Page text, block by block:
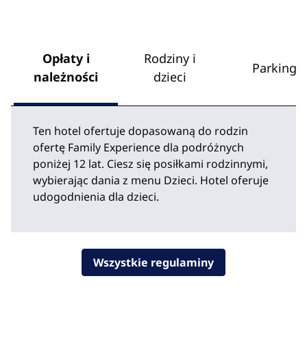
Opłaty i
należności
Rodziny i
dzieci
Parking
Ten hotel ofertuje dopasowaną do rodzin
ofertę Family Experience dla podróżnych
poniżej 12 lat. Ciesz się posiłkami rodzinnymi,
wybierając dania z menu Dzieci. Hotel oferuje
udogodnienia dla dzieci.
Wszystkie regulaminy